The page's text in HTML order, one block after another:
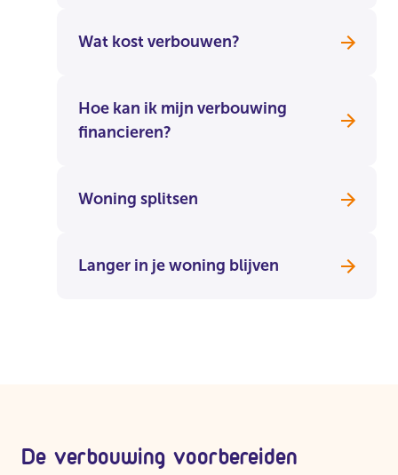
Wat kost verbouwen?
Hoe kan ik mijn verbouwing
financieren?
Woning splitsen
Langer in je woning blijven
De verbouwing voorbereiden